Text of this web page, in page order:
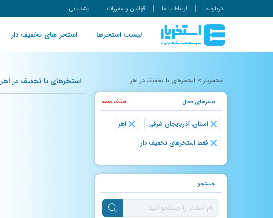
درباره ما ارتباط با ما قوانین و مقررات پشتیبانی
لیست استخرها استخر های تخفیف دار
استخریار > استخرهای با تخفیف در اهر
فیلتر‌های فعال حذف همه
× استان: آذربایجان شرقی × اهر
× فقط استخرهای تخفیف دار
جستجو
استخرهای با تخفیف در اهر